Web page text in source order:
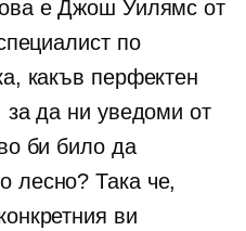
е Джош Уилямс от
по
какъв перфектен
да ни уведоми от
би било да
лесно? Така че,
ви